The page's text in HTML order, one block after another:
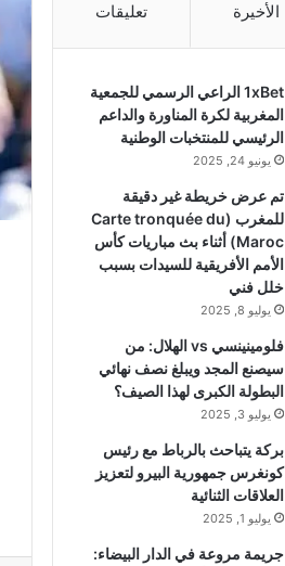
الأخيرة تعليقات
1xBet الراعي الرسمي للجمعية
المغربية لكرة المناورة والداعم
الرئيسي للمنتخبات الوطنية
يونيو 24, 2025
تم عرض خريطة غير دقيقة
للمغرب (Carte tronquée du
Maroc) أثناء بث مباريات كأس
الأمم الأفريقية للسيدات بسبب
خلل فني
يوليو 8, 2025
فلومينينسي vs الهلال: من
سيصنع المجد ويبلغ نصف نهائي
البطولة الكبرى لهذا الصيف؟
يوليو 3, 2025
بركة يتباحث بالرباط مع رئيس
كونغرس جمهورية البيرو لتعزيز
العلاقات الثنائية
يوليو 1, 2025
جريمة مروعة في الدار البيضاء: